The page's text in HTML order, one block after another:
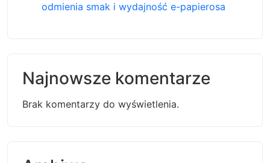
odmienia smak i wydajność e-papierosa
Najnowsze komentarze
Brak komentarzy do wyświetlenia.